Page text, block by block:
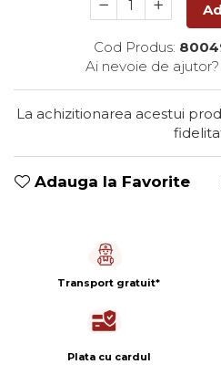
Capsule de Cafea
Cod Produs:
Ai nevoie de ajutor?
La achizitionarea acestui
Adauga la Favorite
Transport gratuit*
Plata cu cardul